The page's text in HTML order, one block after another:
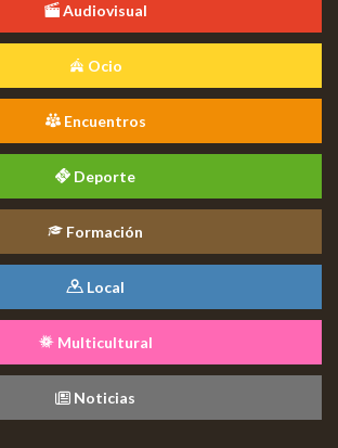
Audiovisual
Ocio
Encuentros
Deporte
Formación
Local
Multicultural
Noticias